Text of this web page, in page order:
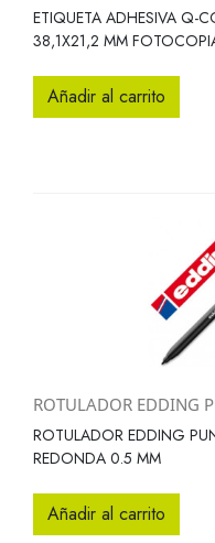
ETIQUETA ADHESIVA Q-
38,1X21,2 MM
Añadir al carrito
ROTULADOR EDDING
ROTULADOR EDDING
REDONDA 0.5 MM
Añadir al carrito